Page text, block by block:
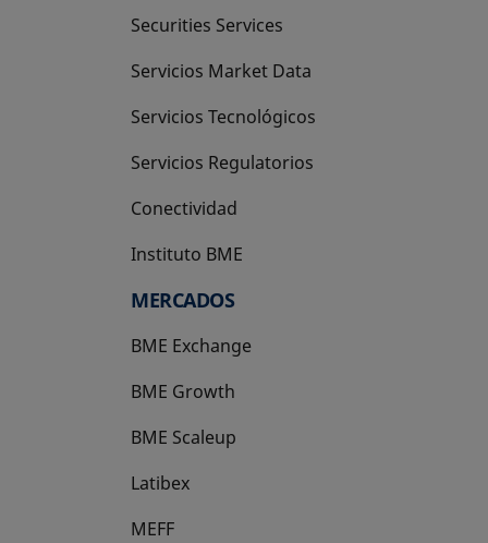
Securities Services
Servicios Market Data
Servicios Tecnológicos
Servicios Regulatorios
Conectividad
Instituto BME
se abre en una pestaña nueva
MERCADOS
BME Exchange
BME Growth
se abre en una pestaña nueva
BME Scaleup
se abre en una pestaña nueva
Latibex
se abre en una pestaña nueva
MEFF
se abre en una pestaña nueva